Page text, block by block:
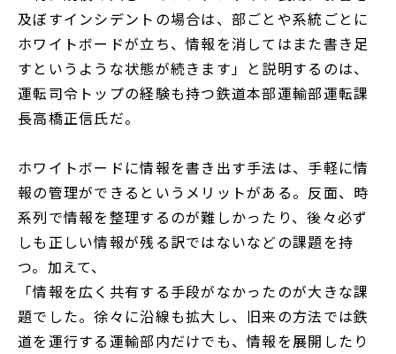
及ぼすインシデントの場合は、部ごとや系統ごとに
ホワイトボードが立ち、情報を消してはまた書き足
すというような状態が続きます」と説明するのは、
運転司令トップの経験も持つ鉄道本部運輸部運転課
長高橋正信氏だ。
ホワイトボードに情報を書き出す手法は、手軽に情
報の管理ができるというメリットがある。反面、時
系列で情報を整理するのが難しかったり、後々必ず
しも正しい情報が残る訳ではないなどの課題を持
つ。加えて、
「情報を広く共有する手段がなかったのが大きな課
題でした。徐々に沿線も拡大し、旧来の方法では鉄
道を運行する運輸部内だけでも、情報を展開したり